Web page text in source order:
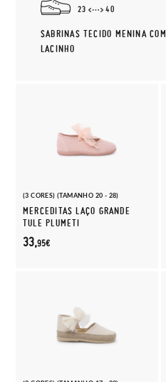
23 40
SABRINAS TECIDO MENINA COM
LACINHO
(3 CORES) (TAMANHO 20 - 28)
MERCEDITAS LAÇO GRANDE
TULE PLUMETI
33,95€